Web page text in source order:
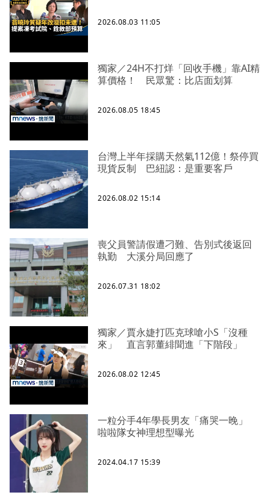
2026.08.03 11:05
獨家／24H不打烊「回收手機」靠AI精
算價格！ 民眾驚：比店面划算
2026.08.05 18:45
台灣上半年採購天然氣112億！祭停買
現貨反制 巴紐認：是重要客戶
2026.08.02 15:14
喪父員警請假遭刁難、告別式後返回
執勤 大溪分局回應了
2026.07.31 18:02
獨家／賈永婕打匹克球嗆小S「沒種
來」 直言郭董緋聞進「下階段」
2026.08.02 12:45
一粒分手4年學長男友「痛哭一晚」
啦啦隊女神理想型曝光
2024.04.17 15:39